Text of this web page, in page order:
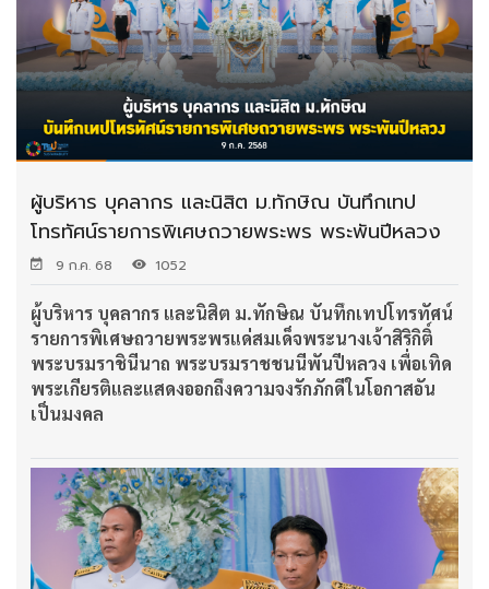
ผู้บริหาร บุคลากร และนิสิต ม.ทักษิณ บันทึกเทป
โทรทัศน์รายการพิเศษถวายพระพร พระพันปีหลวง
9 ก.ค. 68 1052
ผู้บริหาร บุคลากร และนิสิต ม.ทักษิณ บันทึกเทปโทรทัศน์
รายการพิเศษถวายพระพรแด่สมเด็จพระนางเจ้าสิริกิติ์
พระบรมราชินีนาถ พระบรมราชชนนีพันปีหลวง เพื่อเทิด
พระเกียรติและแสดงออกถึงความจงรักภักดีในโอกาสอัน
เป็นมงคล